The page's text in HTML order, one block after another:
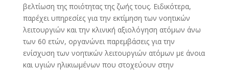
βελτίωση της ποιότητας της ζωής τους. Ειδικότερα,
παρέχει υπηρεσίες για την εκτίμηση των νοητικών
λειτουργιών και την κλινική αξιολόγηση ατόμων άνω
των 60 ετών, οργανώνει παρεμβάσεις για την
ενίσχυση των νοητικών λειτουργιών ατόμων με άνοια
και υγιών ηλικιωμένων που στοχεύουν στην